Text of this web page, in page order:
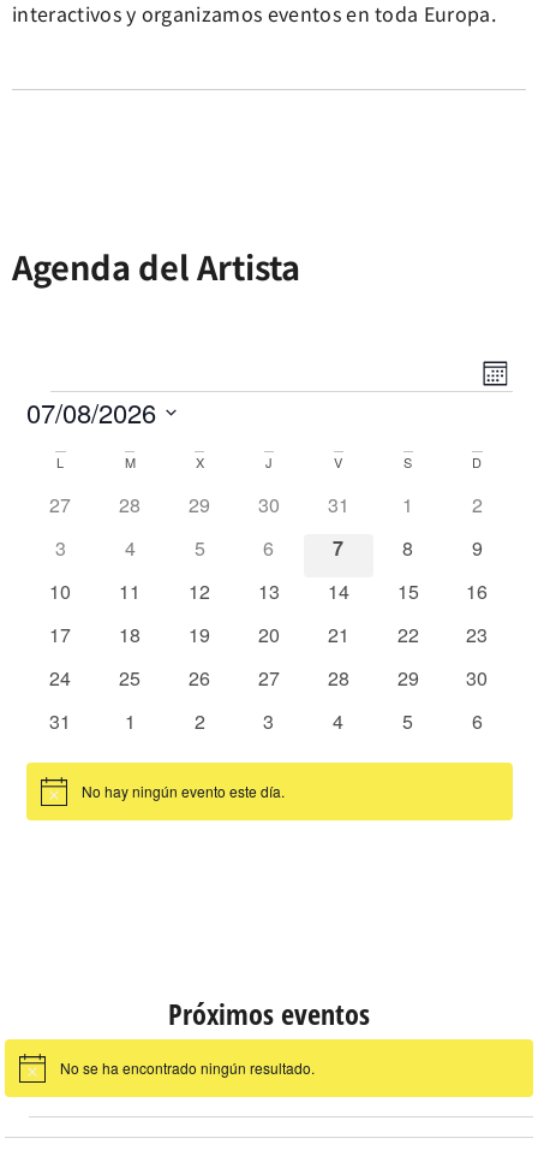
interactivos y organizamos eventos en toda Europa.
Agenda del Artista
de
Mes
07/08/2026
Calendario
de
Eventos
L M X J V S D
0 eventos
27 0 eventos
28 0 eventos
29 0 eventos
30 0 eventos
31 0 eventos
1 0
2
0 eventos
3 0 eventos
4 0 eventos
5 0 eventos
6 0 eventos
7 0 eventos
8 0
9
0 eventos
10 0 eventos
11 0 eventos
12 0 eventos
13 0 eventos
14 0 eventos
15 0
16
0 eventos
17 0 eventos
18 0 eventos
19 0 eventos
20 0 eventos
21 0 eventos
22 0
23
0 eventos
24 0 eventos
25 0 eventos
26 0 eventos
27 0 eventos
28 0 eventos
29 0
30
0 eventos
31 0 eventos
1 0 eventos
2 0 eventos
3 0 eventos
4 0 eventos
5 0
6
Aviso No hay ningún evento este día.
Próximos eventos
Aviso No se ha encontrado ningún resultado.